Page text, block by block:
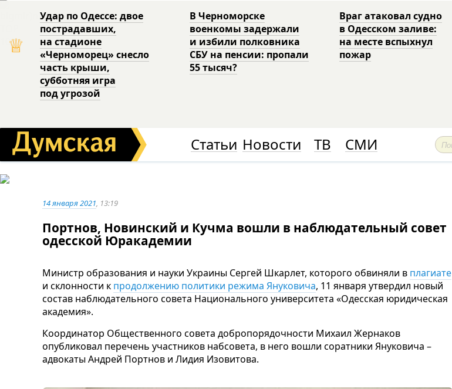
♕
Удар по Одессе: двое
пострадавших,
на стадионе
«Черноморец» снесло
часть крыши,
субботняя игра
под угрозой
В Черноморске
военкомы задержали
и избили полковника
СБУ на пенсии: пропали
55 тысяч?
Враг атаковал судно
в Одесском заливе:
на месте вспыхнул
пожар
Статьи Новости ТВ СМИ
14 января 2021, 13:19
Портнов, Новинский и Кучма вошли в наблюдательный совет
одесской Юракадемии
Министр образования и науки Украины Сергей Шкарлет, которого обвиняли в плагиате
и склонности к продолжению политики режима Януковича, 11 января утвердил новый
состав наблюдательного совета Национального университета «Одесская юридическая
академия».
Координатор Общественного совета добропорядочности Михаил Жернаков
опубликовал перечень участников набсовета, в него вошли соратники Януковича –
адвокаты Андрей Портнов и Лидия Изовитова.